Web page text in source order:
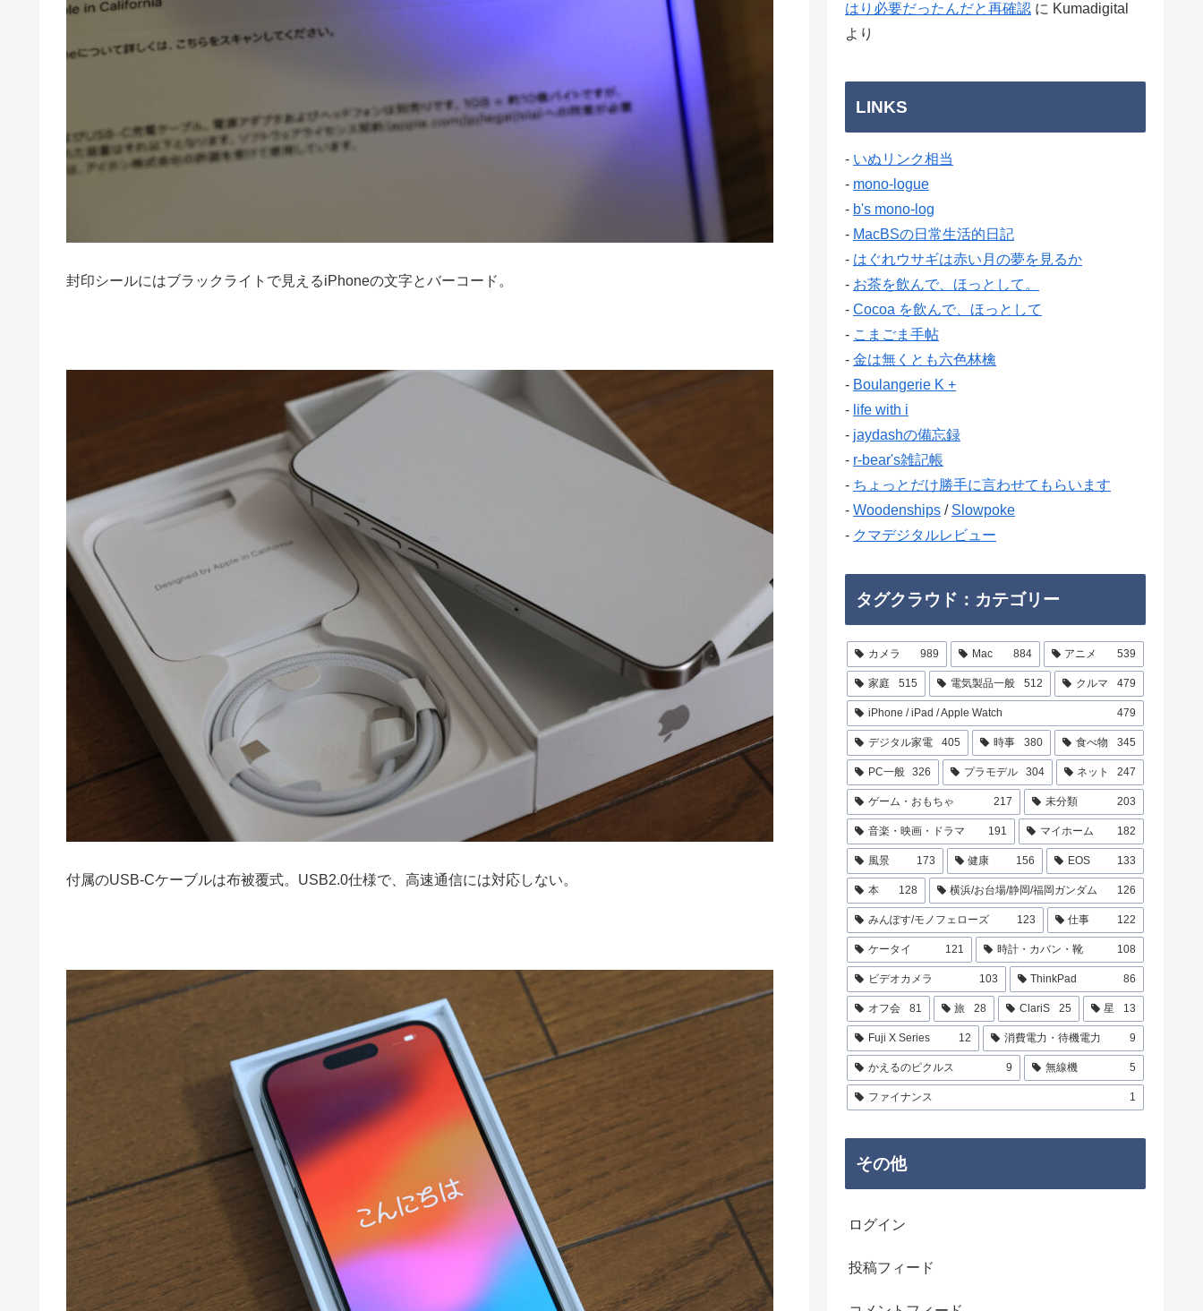
封印シールにはブラックライトで見えるiPhoneの文字とバーコード。
付属のUSB-Cケーブルは布被覆式。USB2.0仕様で、高速通信には対応しない。
はり必要だったんだと再確認 に Kumadigital
より
LINKS
- いぬリンク相当
- mono-logue
- b's mono-log
- MacBSの日常生活的日記
- はぐれウサギは赤い月の夢を見るか
- お茶を飲んで、ほっとして。
- Cocoa を飲んで、ほっとして
- こまごま手帖
- 金は無くとも六色林檎
- Boulangerie K +
- life with i
- jaydashの備忘録
- r-bear's雑記帳
- ちょっとだけ勝手に言わせてもらいます
- Woodenships / Slowpoke
- クマデジタルレビュー
タグクラウド：カテゴリー
カメラ 989 Mac 884 アニメ 539
家庭 515 電気製品一般 512 クルマ 479
iPhone / iPad / Apple Watch 479
デジタル家電 405 時事 380 食べ物 345
PC一般 326 プラモデル 304 ネット 247
ゲーム・おもちゃ 217 未分類 203
音楽・映画・ドラマ 191 マイホーム 182
風景 173 健康 156 EOS 133
本 128 横浜/お台場/静岡/福岡ガンダム 126
みんぽす/モノフェローズ 123 仕事 122
ケータイ 121 時計・カバン・靴 108
ビデオカメラ 103 ThinkPad 86
オフ会 81 旅 28 ClariS 25 星 13
Fuji X Series 12 消費電力・待機電力 9
かえるのピクルス 9 無線機 5
ファイナンス 1
その他
ログイン
投稿フィード